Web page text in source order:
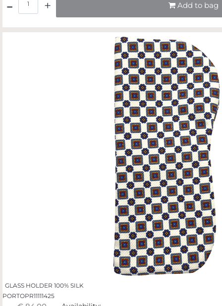
Add to bag
GLASS HOLDER 100% SILK
PORTOPR11111425